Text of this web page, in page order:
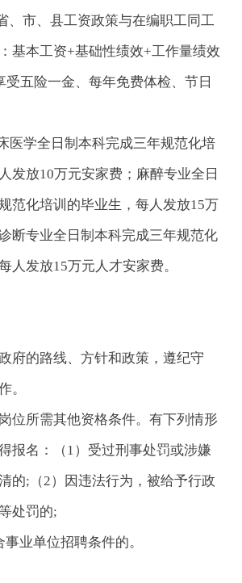
、市、县工资政策与在编职工同工
基本工资+基础性绩效+工作量绩效
受五险一金、每年免费体检、节日
医学全日制本科完成三年规范化培
发放10万元安家费；麻醉专业全日
范化培训的毕业生，每人发放15万
断专业全日制本科完成三年规范化
人发放15万元人才安家费。
府的路线、方针和政策，遵纪守
。
位所需其他资格条件。有下列情形
报名：（1）受过刑事处罚或涉嫌
的;（2）因违法行为，被给予行政
处罚的;
事业单位招聘条件的。